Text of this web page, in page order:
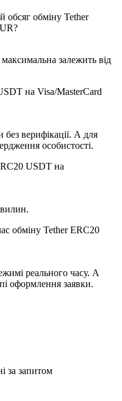
обсяг обміну Tether
залежить від
на Visa/MasterCard
верифікації. А для
особистості.
USDT на
обміну Tether ERC20
реального часу. А
оформлення заявки.
за запитом